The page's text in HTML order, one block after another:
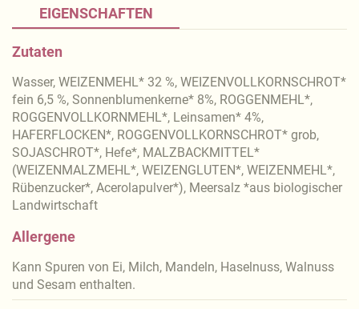
EIGENSCHAFTEN
Zutaten
Wasser, WEIZENMEHL* 32 %, WEIZENVOLLKORNSCHROT*
fein 6,5 %, Sonnenblumenkerne* 8%, ROGGENMEHL*,
ROGGENVOLLKORNMEHL*, Leinsamen* 4%,
HAFERFLOCKEN*, ROGGENVOLLKORNSCHROT* grob,
SOJASCHROT*, Hefe*, MALZBACKMITTEL*
(WEIZENMALZMEHL*, WEIZENGLUTEN*, WEIZENMEHL*,
Rübenzucker*, Acerolapulver*), Meersalz *aus biologischer
Landwirtschaft
Allergene
Kann Spuren von Ei, Milch, Mandeln, Haselnuss, Walnuss
und Sesam enthalten.